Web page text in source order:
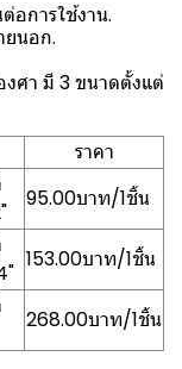
อการใช้งาน.
ยนอก.
ศา มี 3 ขนาดตั้งแต่
ราคา
95.00บาท/1ชิ้น
153.00บาท/1ชิ้น
268.00บาท/1ชิ้น